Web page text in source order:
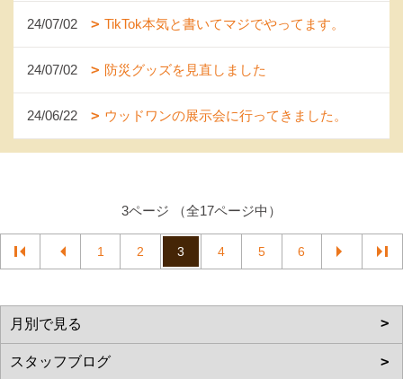
24/07/02 TikTok本気と書いてマジでやってます。
24/07/02 防災グッズを見直しました
24/06/22 ウッドワンの展示会に行ってきました。
3ページ （全17ページ中）
1 2 3 4 5 6